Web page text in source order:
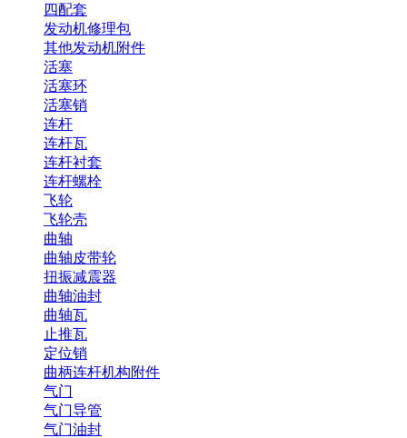
四配套
发动机修理包
其他发动机附件
活塞
活塞环
活塞销
连杆
连杆瓦
连杆衬套
连杆螺栓
飞轮
飞轮壳
曲轴
曲轴皮带轮
扭振减震器
曲轴油封
曲轴瓦
止推瓦
定位销
曲柄连杆机构附件
气门
气门导管
气门油封